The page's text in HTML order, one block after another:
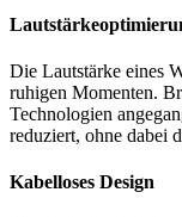
Die Lautstärke eines
ruhigen Momenten.
Technologien
reduziert, ohne dabei
Kabelloses Design